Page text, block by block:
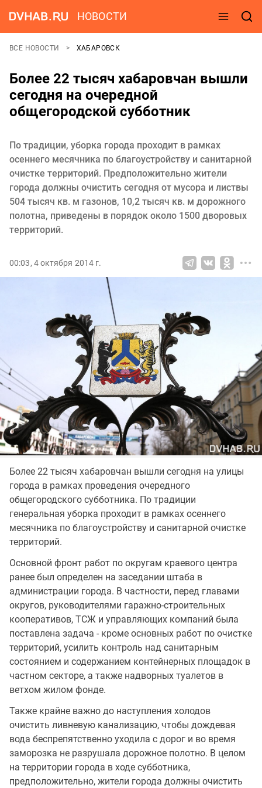
НОВОСТИ
ВСЕ НОВОСТИ ХАБАРОВСК
Более 22 тысяч хабаровчан вышли
сегодня на очередной
общегородской субботник
По традиции, уборка города проходит в рамках
осеннего месячника по благоустройству и санитарной
очистке территорий. Предположительно жители
города должны очистить сегодня от мусора и листвы
504 тысяч кв. м газонов, 10,2 тысяч кв. м дорожного
полотна, приведены в порядок около 1500 дворовых
территорий.
00:03, 4 октября 2014 г.
Более 22 тысяч хабаровчан вышли сегодня на улицы
города в рамках проведения очередного
общегородского субботника. По традиции
генеральная уборка проходит в рамках осеннего
месячника по благоустройству и санитарной очистке
территорий.
Основной фронт работ по округам краевого центра
ранее был определен на заседании штаба в
администрации города. В частности, перед главами
округов, руководителями гаражно-строительных
кооперативов, ТСЖ и управляющих компаний была
поставлена задача - кроме основных работ по очистке
территорий, усилить контроль над санитарным
состоянием и содержанием контейнерных площадок в
частном секторе, а также надворных туалетов в
ветхом жилом фонде.
Также крайне важно до наступления холодов
очистить ливневую канализацию, чтобы дождевая
вода беспрепятственно уходила с дорог и во время
заморозка не разрушала дорожное полотно. В целом
на территории города в ходе субботника,
предположительно, жители города должны очистить